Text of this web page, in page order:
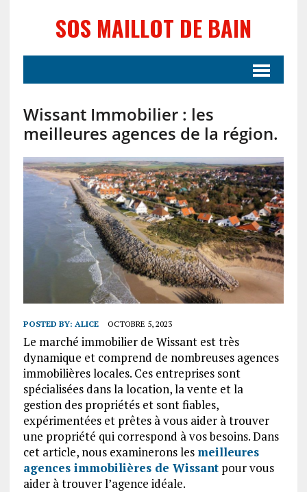
SOS MAILLOT DE BAIN
Wissant Immobilier : les
meilleures agences de la région.
POSTED BY: ALICE OCTOBRE 5, 2023
Le marché immobilier de Wissant est très
dynamique et comprend de nombreuses agences
immobilières locales. Ces entreprises sont
spécialisées dans la location, la vente et la
gestion des propriétés et sont fiables,
expérimentées et prêtes à vous aider à trouver
une propriété qui correspond à vos besoins. Dans
cet article, nous examinerons les meilleures
agences immobilières de Wissantpour vous
aider à trouver l’agence idéale.